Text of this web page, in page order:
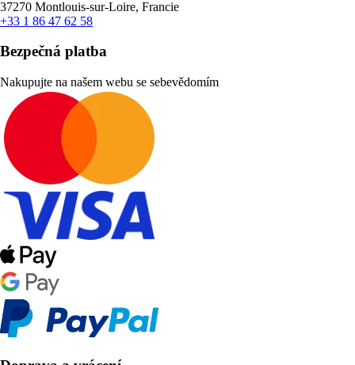
37270 Montlouis-sur-Loire, Francie
+33 1 86 47 62 58
Bezpečná platba
Nakupujte na našem webu se sebevědomím